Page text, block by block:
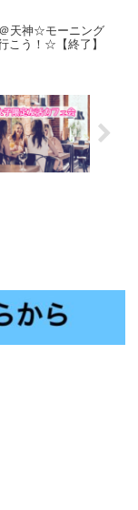
天神☆モーニング
こう！☆【終了】